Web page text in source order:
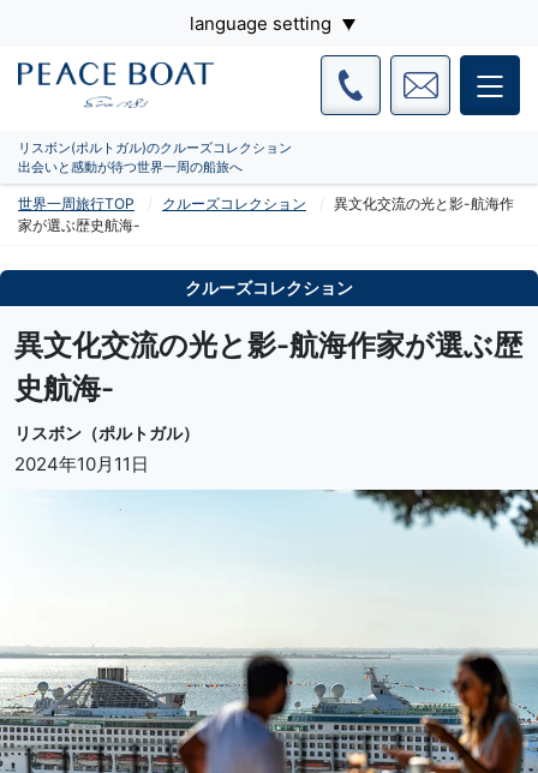
language setting
リスボン(ポルトガル)のクルーズコレクション
出会いと感動が待つ世界一周の船旅へ
世界一周旅行TOP クルーズコレクション
異文化交流の光と影-航海作
家が選ぶ歴史航海-
クルーズコレクション
異文化交流の光と影-航海作家が選ぶ歴
史航海-
リスボン（ポルトガル）
2024年10月11日